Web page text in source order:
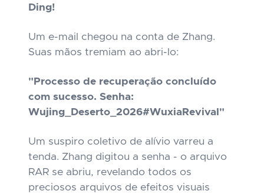
Ding!
Um e-mail chegou na conta de Zhang.
Suas mãos tremiam ao abri-lo:
"Processo de recuperação concluído
com sucesso. Senha:
Wujing_Deserto_2026#WuxiaRevival"
Um suspiro coletivo de alívio varreu a
tenda. Zhang digitou a senha - o arquivo
RAR se abriu, revelando todos os
preciosos arquivos de efeitos visuais